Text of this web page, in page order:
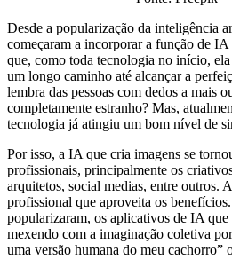
Desde a popularização da inteligência
começaram a incorporar a função de
que, como toda tecnologia no início,
um longo caminho até alcançar a
lembra das pessoas com dedos a mais
completamente estranho? Mas,
tecnologia já atingiu um bom nível de
Por isso, a IA que cria imagens se
profissionais, principalmente os
arquitetos, social medias, entre outros.
profissional que aproveita os
popularizaram, os aplicativos de IA
mexendo com a imaginação coletiva
uma versão humana do meu cachorro”